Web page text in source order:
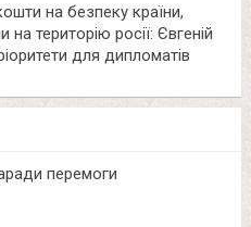
на безпеку країни,
на територію росії: Євгеній
для дипломатів
перемоги